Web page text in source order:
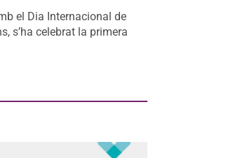
el Dia Internacional de
s’ha celebrat la primera